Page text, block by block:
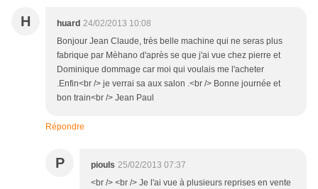
H huard 24/02/2013 10:08
Bonjour Jean Claude, très belle machine qui ne seras plus
fabrique par Mèhano d'après se que j'ai vue chez pierre et
Dominique dommage car moi qui voulais me l'acheter
.Enfin<br /> je verrai sa aux salon .<br /> Bonne journée et
bon train<br /> Jean Paul
Répondre
P piouls 25/02/2013 07:37
<br /> <br /> Je l'ai vue à plusieurs reprises en vente